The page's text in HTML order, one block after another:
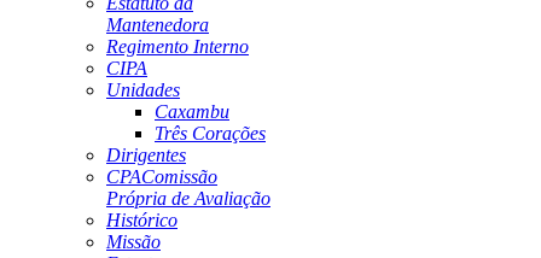
Mantenedora
Regimento Interno
CIPA
Unidades
Caxambu
Três Corações
Dirigentes
CPAComissão
Própria de Avaliação
Histórico
Missão